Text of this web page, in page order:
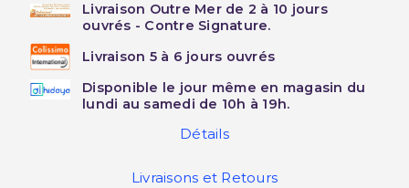
Livraison Outre Mer de 2 à 10 jours
ouvrés - Contre Signature.
Livraison 5 à 6 jours ouvrés
Disponible le jour même en magasin du
lundi au samedi de 10h à 19h.
Détails
Livraisons et Retours